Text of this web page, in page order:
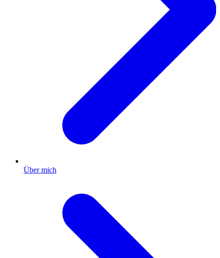
Über mich